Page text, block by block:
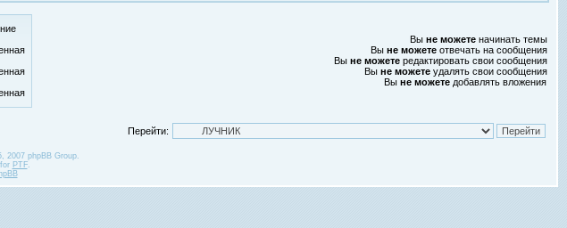
Вы не можете начинать темы
Вы не можете отвечать на сообщения
Вы не можете редактировать свои сообщения
Вы не можете удалять свои сообщения
Вы не можете добавлять вложения
Перейти:
2007 phpBB Group.
PTF.